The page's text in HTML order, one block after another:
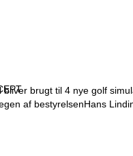
brugt til 4 nye golf
af bestyrelsenHans